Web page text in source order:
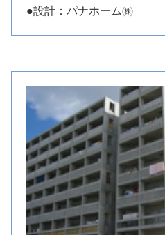
●設計：パナホーム㈱